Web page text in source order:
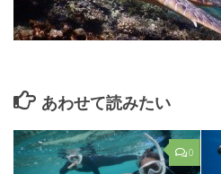
あわせて読みたい
0